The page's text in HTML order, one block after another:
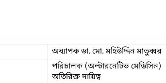
অধ্যাপক ডা. মো. মহিউদ্দিন মাতুব্বর
পরিচালক (অল্টারনেটিভ মেডিসিন)
অতিরিক্ত দায়িত্ব